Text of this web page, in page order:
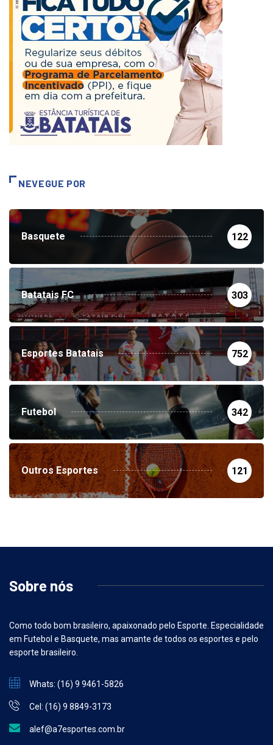
NEVEGUE POR
Basquete 122
Batatais FC 303
Esportes Batatais 752
Futebol 342
Outros Esportes 121
Sobre nós
Como todo bom brasileiro, apaixonado pelo Esporte. Especialidade
em Futebol e Basquete, mas amante de todos os esportes e pelo
esporte brasileiro.
Whats: (16) 9 9461-5826
Cel: (16) 9 8849-3173
alef@a7esportes.com.br